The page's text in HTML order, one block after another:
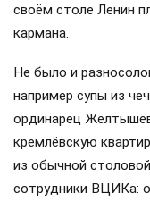
своём столе Ленин
кармана.
Не было и
например супы из
ординарец
кремлёвскую
из обычной
сотрудники ВЦИКа: